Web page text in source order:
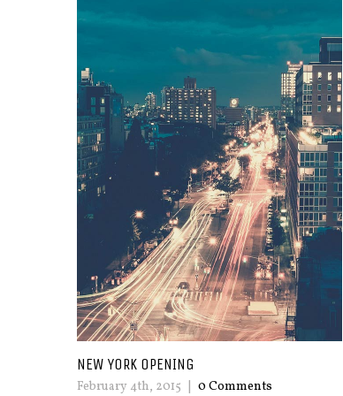
EXCLUSIVE COFFEE
February 4th, 2015 0 Comments